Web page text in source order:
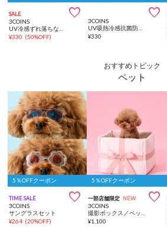
SALE 
3COINS
¥330 (50%OFF)

3COINS
¥330
おすすめトピック
ペット
5％OFFクーポン
TIME SALE 
3COINS
サングラスセット
¥264 (20%OFF)
5％OFFクーポン
一部店舗限定 NEW 
3COINS
¥1,100